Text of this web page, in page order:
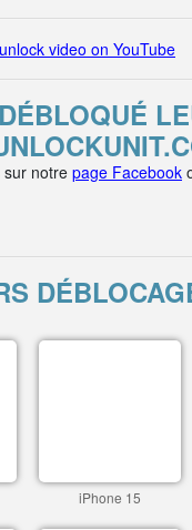
video on YouTube
sur notre page Facebook
iPhone 15